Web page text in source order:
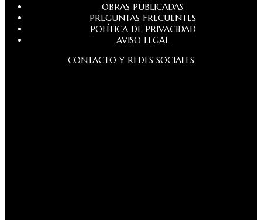
OBRAS PUBLICADAS
PREGUNTAS FRECUENTES
POLÍTICA DE PRIVACIDAD
AVISO LEGAL
CONTACTO Y REDES SOCIALES